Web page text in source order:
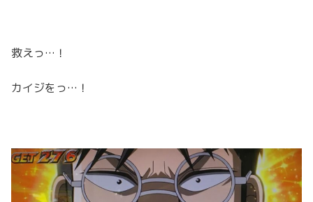
救えっ…！
カイジをっ…！